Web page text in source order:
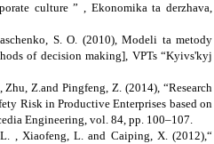
culture ” ,Ekonomika ta derzhava,
, S. O. (2010),Modeli ta metody
of decision making], VPTs “Kyivs'kyj
Zhu, Z.and Pingfeng, Z. (2014),“Research
Risk in Productive Enterprises based on
Engineering, vol. 84, pp. 100–107.
, Xiaofeng, L. and Caiping, X. (2012),“